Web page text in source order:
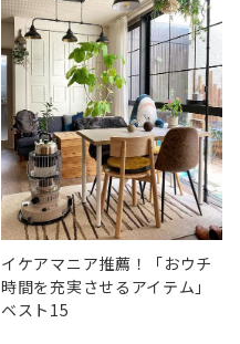
イケアマニア推薦！「おウチ
時間を充実させるアイテム」
ベスト15